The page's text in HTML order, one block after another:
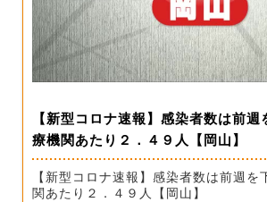
【新型コロナ速報】感染者数は前
療機関あたり２．４９人【岡山】
【新型コロナ速報】感染者数は前週
関あたり２．４９人【岡山】